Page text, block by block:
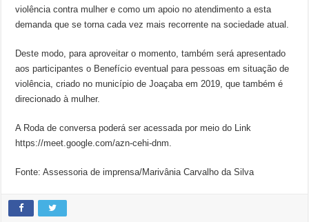
violência contra mulher e como um apoio no atendimento a esta
demanda que se torna cada vez mais recorrente na sociedade atual.
Deste modo, para aproveitar o momento, também será apresentado
aos participantes o Benefício eventual para pessoas em situação de
violência, criado no município de Joaçaba em 2019, que também é
direcionado à mulher.
A Roda de conversa poderá ser acessada por meio do Link
https://meet.google.com/azn-cehi-dnm.
Fonte: Assessoria de imprensa/Marivânia Carvalho da Silva